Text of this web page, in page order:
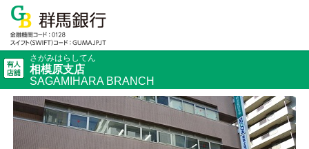
さがみはらしてん
相模原支店
SAGAMIHARA BRANCH